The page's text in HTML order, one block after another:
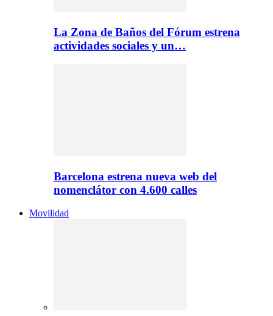
La Zona de Baños del Fórum estrena
actividades sociales y un…
Barcelona estrena nueva web del
nomenclátor con 4.600 calles
Movilidad